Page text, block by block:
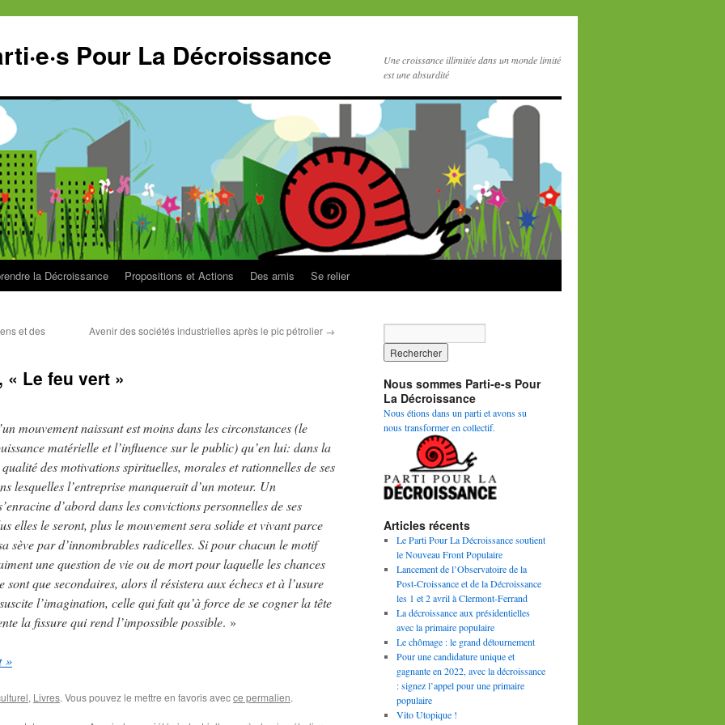
Pour La Décroissance
Une croissance illimitée dans un monde limité
est une absurdité
la Décroissance Propositions et Actions Des amis Se relier
et des
Avenir des sociétés industrielles après le pic pétrolier →
« Le feu vert »
mouvement naissant est moins dans les circonstances (le
matérielle et l’influence sur le public) qu’en lui: dans la
des motivations spirituelles, morales et rationnelles de ses
lesquelles l’entreprise manquerait d’un moteur. Un
d’abord dans les convictions personnelles de ses
elles le seront, plus le mouvement sera solide et vivant parce
sève par d’innombrables radicelles. Si pour chacun le motif
une question de vie ou de mort pour laquelle les chances
sont que secondaires, alors il résistera aux échecs et à l’usure
l’imagination, celle qui fait qu’à force de se cogner la tête
la fissure qui rend l’impossible possible. »
»
, Livres. Vous pouvez le mettre en favoris avecce permalien.
Nous sommes Parti-e-s Pour
La Décroissance
Nous étions dans un parti et avons su
nous transformer en collectif.
Articles récents
Le Parti Pour La Décroissance soutient
le Nouveau Front Populaire
Lancement de l’Observatoire de la
Post-Croissance et de la Décroissance
les 1 et 2 avril à Clermont-Ferrand
La décroissance aux présidentielles
avec la primaire populaire
Le chômage : le grand détournement
Pour une candidature unique et
gagnante en 2022, avec la décroissance
: signez l’appel pour une primaire
populaire
Vito Utopique !